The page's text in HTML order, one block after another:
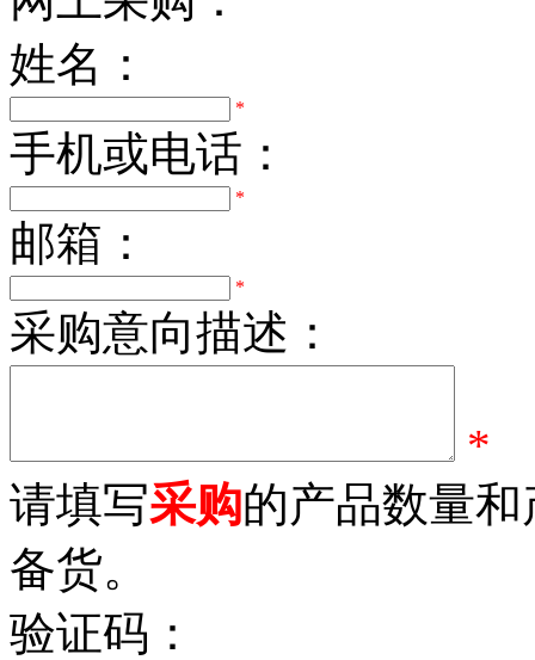
姓名：
*
手机或电话：
*
邮箱：
*
采购意向描述：
*
请填写采购的产品数量
备货。
验证码：